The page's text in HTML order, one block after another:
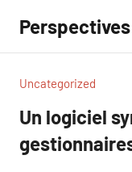
contenu
Uncategorized
Un logiciel